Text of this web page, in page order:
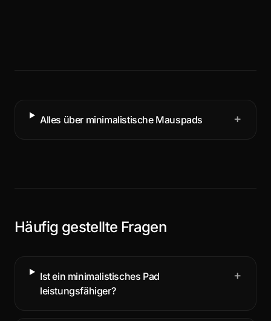
Alles über minimalistische Mauspads +
Häufig gestellte Fragen
Ist ein minimalistisches Pad
leistungsfähiger?
+